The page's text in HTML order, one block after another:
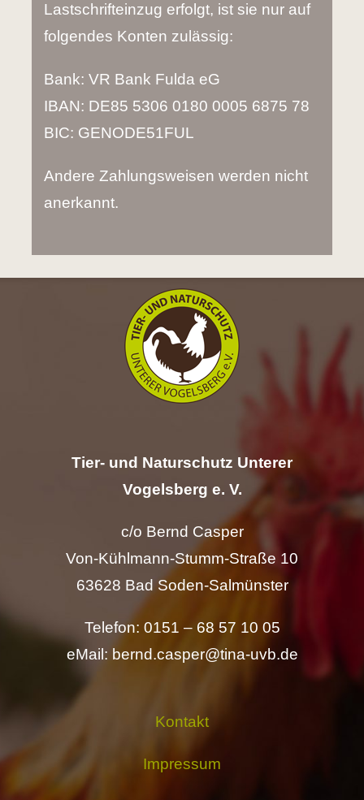
Lastschrifteinzug erfolgt, ist sie nur auf
folgendes Konten zulässig:
Bank:VR Bank Fulda eG
IBAN: DE85 5306 0180 0005 6875 78
BIC: GENODE51FUL
Andere Zahlungsweisen werden nicht
anerkannt.
Tier- und Naturschutz Unterer
Vogelsberg e. V.
c/o Bernd Casper
Von-Kühlmann-Stumm-Straße 10
63628 Bad Soden-Salmünster
Telefon: 0151 – 68 57 10 05
eMail: bernd.casper@tina-uvb.de
Kontakt
Impressum